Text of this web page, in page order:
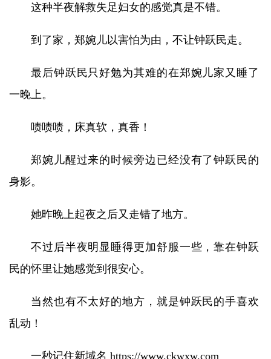
这种半夜解救失足妇女的感觉真是不错。
到了家，郑婉儿以害怕为由，不让钟跃民走。
最后钟跃民只好勉为其难的在郑婉儿家又睡了
一晚上。
啧啧啧，床真软，真香！
郑婉儿醒过来的时候旁边已经没有了钟跃民的
身影。
她昨晚上起夜之后又走错了地方。
不过后半夜明显睡得更加舒服一些，靠在钟跃
民的怀里让她感觉到很安心。
当然也有不太好的地方，就是钟跃民的手喜欢
乱动！
一秒记住新域名 https://www.ckwxw.com